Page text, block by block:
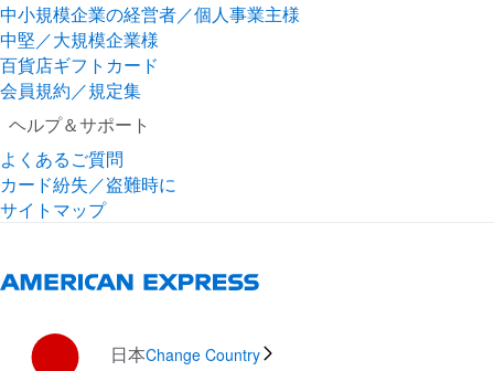
中小規模企業の経営者／個人事業主様
中堅／大規模企業様
百貨店ギフトカード
会員規約／規定集
ヘルプ＆サポート
よくあるご質問
カード紛失／盗難時に
サイトマップ
日本Change Country